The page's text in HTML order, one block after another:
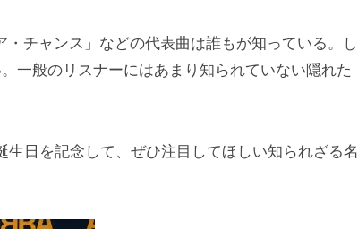
・チャンス」などの代表曲は誰もが知っている。し
一般のリスナーにはあまり知られていない隠れた
日を記念して、ぜひ注目してほしい知られざる名